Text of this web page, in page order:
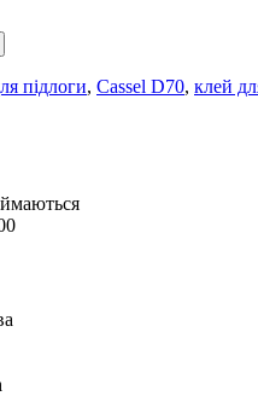
підлоги, Cassel D70, клей